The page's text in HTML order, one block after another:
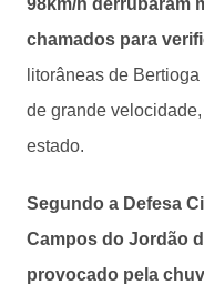
chamados para
litorâneas de
de grande
estado.
Segundo a Defesa
Campos do Jordão
provocado pela